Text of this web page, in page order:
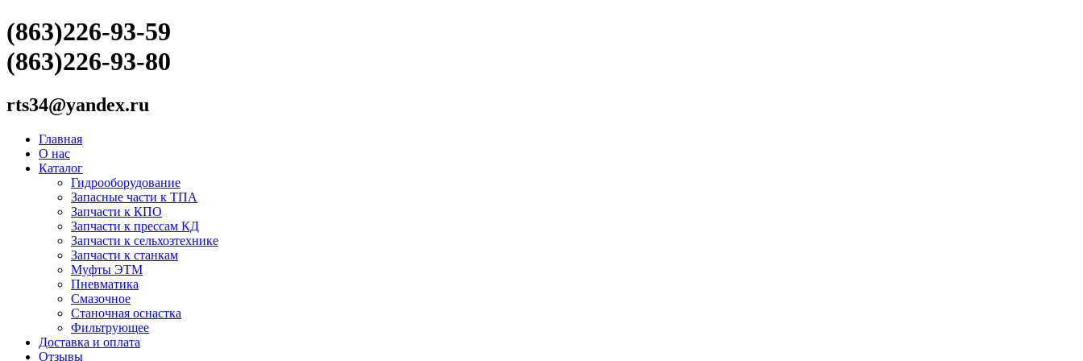
(863)226-93-59
(863)226-93-80
rts34@yandex.ru
Главная
О нас
Каталог
Гидрооборудование
Запасные части к ТПА
Запчасти к КПО
Запчасти к прессам КД
Запчасти к сельхозтехнике
Запчасти к станкам
Муфты ЭТМ
Пневматика
Смазочное
Станочная оснастка
Фильтрующее
Доставка и оплата
Отзывы